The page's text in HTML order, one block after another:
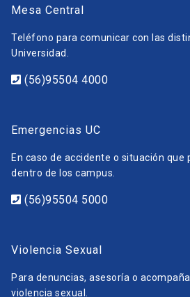
Mesa Central
Teléfono para comunicar con las
Universidad.
(56)95504 4000
Emergencias UC
En caso de accidente o situación que
dentro de los campus.
(56)95504 5000
Violencia Sexual
Para denuncias, asesoría o
violencia sexual.